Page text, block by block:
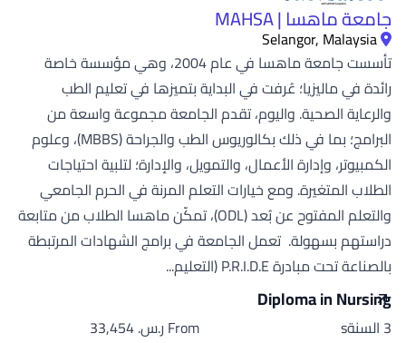
جامعة ماهسا | MAHSA
Selangor, Malaysia
تأسست جامعة ماهسا في عام 2004، وهي مؤسسة خاصة
رائدة في ماليزيا؛ عُرفت في البداية بتميزها في تعليم الطب
والرعاية الصحية. واليوم، تقدم الجامعة مجموعة واسعة من
البرامج؛ بما في ذلك بكالوريوس الطب والجراحة (MBBS)، وعلوم
الكمبيوتر، وإدارة الأعمال، والتمويل، والإدارة؛ لتلبية احتياجات
الطلاب المتغيرة. ومع خيارات التعلم المرنة في الحرم الجامعي
والتعلم المفتوح عن بُعد (ODL)، تمكّن ماهسا الطلاب من متابعة
دراستهم بسهولة. تعمل الجامعة في برامج الشهادات المرتبطة
بالصناعة تحت مبادرة P.R.I.D.E (التعليم...
Diploma in Nursing
3 السنةs From ر.س.‏ 33,454